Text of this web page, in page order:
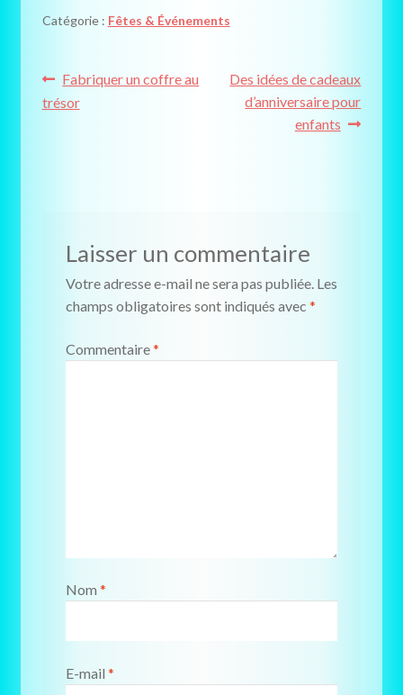
o
t
Catégorie : Fêtes & Événements
Navigation
de
Article
précédent :
Fabriquer un coffre au
trésor
Article
suivant :
Des idées de cadeaux
d’anniversaire pour
enfants
Laisser un commentaire
Votre adresse e-mail ne sera pas publiée. Les
champs obligatoires sont indiqués avec *
Commentaire*
Nom *
E-mail *